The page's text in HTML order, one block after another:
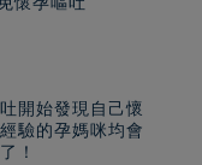
開始發現自己懷
驗的孕媽咪均會
！